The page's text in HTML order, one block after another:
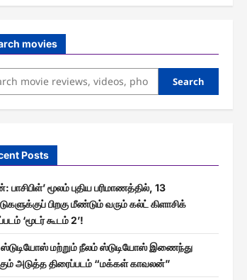
movies
Search
Posts
பாசிபிள்’ மூலம் புதிய பரிமாணத்தில், 13
பிறகு மீண்டும் வரும் கல்ட் கிளாசிக்
‘மூடர் கூடம் 2’!
ஸ்டுடியோஸ் மற்றும் நீலம் ஸ்டுடியோஸ் இணைந்து
அடுத்த திரைப்படம் “மக்கள் காவலன்”